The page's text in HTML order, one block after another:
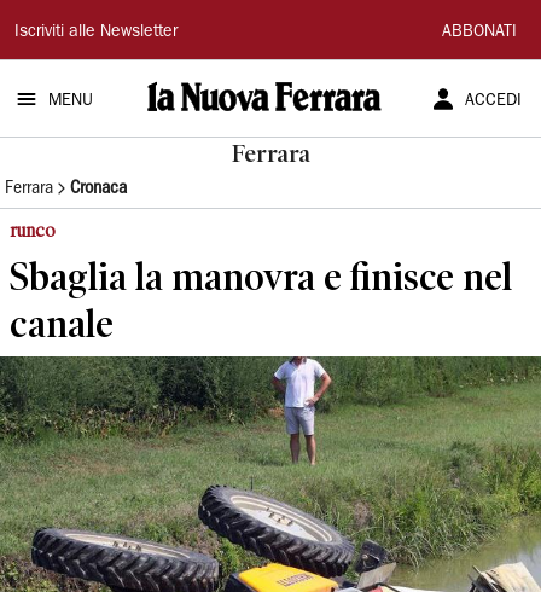
La
Nuova
Ferrara
Iscriviti alle Newsletter ABBONATI
MENU ACCEDI
Ferrara
Ferrara Cronaca
runco
Sbaglia la manovra e finisce nel
canale